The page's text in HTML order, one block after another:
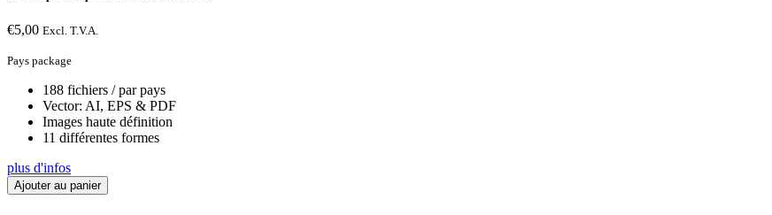
€5,00 Excl. T.V.A.
Pays package
188 fichiers / par pays
Vector: AI, EPS & PDF
Images haute définition
11 différentes formes
plus d'infos
Ajouter au panier